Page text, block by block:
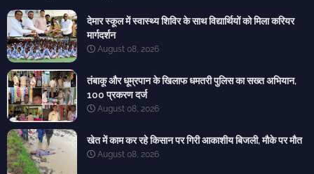
देमार स्कूल में स्वास्थ्य शिविर के साथ विद्यार्थियों को मिला करियर
मार्गदर्शन
August 08, 2026
तंबाकू और धूम्रपान के खिलाफ धमतरी पुलिस का सख्त अभियान,
100 प्रकरण दर्ज
August 08, 2026
खेत में काम कर रहे किसान पर गिरी आकाशीय बिजली, मौके पर मौत
August 08, 2026